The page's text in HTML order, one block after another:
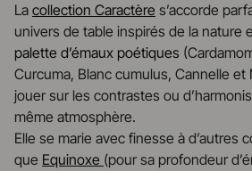
La collection Caractère s’accorde
univers de table inspirés de la nature
palette d’émaux poétiques
Curcuma, Blanc cumulus, Cannelle
jouer sur les contrastes ou
même atmosphère.
Elle se marie avec finesse à d’autres
que Equinoxe (pour sa profondeur